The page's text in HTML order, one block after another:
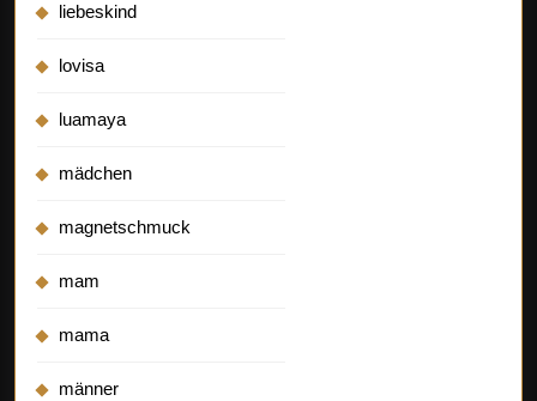
liebeskind
lovisa
luamaya
mädchen
magnetschmuck
mam
mama
männer